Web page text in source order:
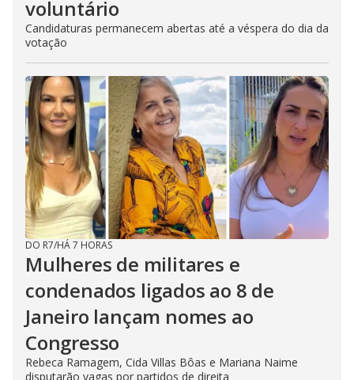
voluntário
Candidaturas permanecem abertas até a véspera do dia da
votação
DO R7/HÁ 7 HORAS
Mulheres de militares e
condenados ligados ao 8 de
Janeiro lançam nomes ao
Congresso
Rebeca Ramagem, Cida Villas Bôas e Mariana Naime
disputarão vagas por partidos de direita